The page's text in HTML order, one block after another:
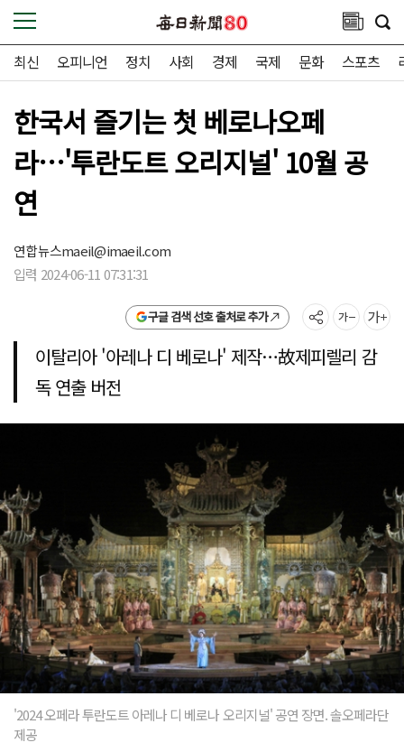
최신 오피니언 정치 사회 경제 국제 문화 스포츠
한국서 즐기는 첫 베로나오페
라…'투란도트 오리지널' 10월 공
연
연합뉴스maeil@imaeil.com
입력 2024-06-11 07:31:31
구글 검색 선호 출처로 추가
이탈리아 '아레나 디 베로나' 제작…故제피렐리 감
독 연출 버전
'2024 오페라 투란도트 아레나 디 베로나 오리지널' 공연 장면. 솔오페라단
제공